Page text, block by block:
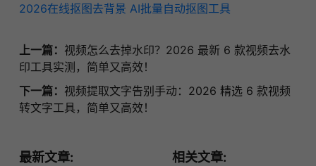
2026在线抠图去背景 AI批量自动抠图工具
上一篇： 视频怎么去掉水印？2026 最新 6 款视频去水
印工具实测，简单又高效！
下一篇： ​视频提取文字告别手动：2026 精选 6 款视频
转文字工具，简单又高效！
最新文章: 相关文章: